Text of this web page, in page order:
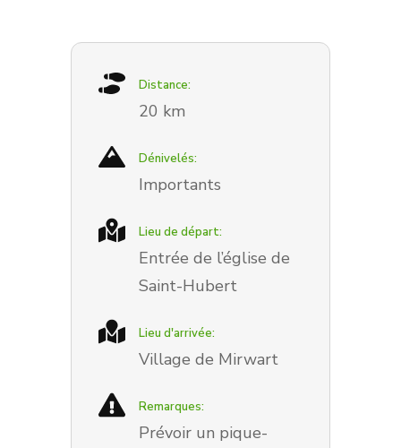
Distance:
20 km
Dénivelés:
Importants
Lieu de départ:
Entrée de l’église de
Saint-Hubert
Lieu d'arrivée:
Village de Mirwart
Remarques:
Prévoir un pique-